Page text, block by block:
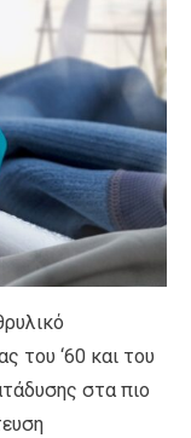
του ‘60 και του
στα πιο